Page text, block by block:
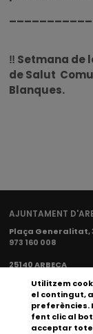
‼️ Setmana de
de Salut
Blanques.
AJUNTAMENT
Plaça Generalitat,
973 160 008
25140 ARBECA
XARXES SOCIALS
Utilitzem
el contingut,
preferències.
fent clic al
acceptar